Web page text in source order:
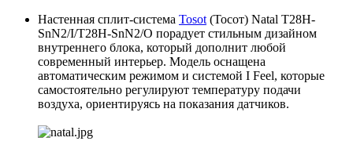
Настенная сплит-система Tosot (Тосот) Natal T28H-
SnN2/I/T28H-SnN2/O порадует стильным дизайном
внутреннего блока, который дополнит любой
современный интерьер. Модель оснащена
автоматическим режимом и системой I Feel, которые
самостоятельно регулируют температуру подачи
воздуха, ориентируясь на показания датчиков.